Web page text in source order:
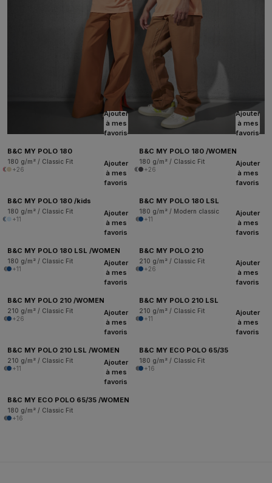
Ajouter
à mes
favoris
B&C MY POLO 180
180 g/m² / Classic Fit
+26
Ajouter
à mes
favoris
B&C MY POLO 180 /WOMEN
180 g/m² / Classic Fit
+26
Ajouter
à mes
favoris
B&C MY POLO 180 /kids
180 g/m² / Classic Fit
+11
Ajouter
à mes
favoris
B&C MY POLO 180 LSL
180 g/m² / Modern classic
+11
Ajouter
à mes
favoris
B&C MY POLO 180 LSL /WOMEN
180 g/m² / Classic Fit
+11
Ajouter
à mes
favoris
B&C MY POLO 210
210 g/m² / Classic Fit
+26
Ajouter
à mes
favoris
B&C MY POLO 210 /WOMEN
210 g/m² / Classic Fit
+26
Ajouter
à mes
favoris
B&C MY POLO 210 LSL
210 g/m² / Classic Fit
+11
Ajouter
à mes
favoris
B&C MY POLO 210 LSL /WOMEN
210 g/m² / Classic Fit
+11
Ajouter
à mes
favoris
B&C MY ECO POLO 65/35
180 g/m² / Classic Fit
+16
Ajouter
à mes
favoris
B&C MY ECO POLO 65/35 /WOMEN
180 g/m² / Classic Fit
+16